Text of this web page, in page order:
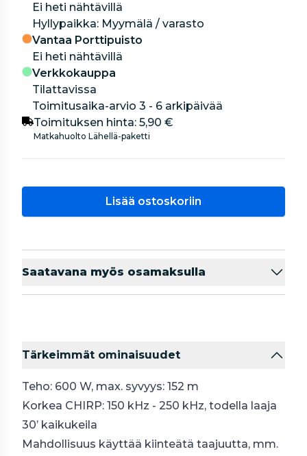
Ei heti nähtävillä
hyllypaikka: Myymälä / varasto
Vantaa Porttipuisto
Ei heti nähtävillä
Verkkokauppa
Tilattavissa
Toimitusaika-arvio 3 - 6 arkipäivää
Toimituksen hinta: 5,90 €
Matkahuolto Lähellä-paketti
Lisää ostoskoriin
Saatavana myös osamaksulla
Tärkeimmät ominaisuudet
Teho: 600 W, max. syvyys: 152 m
Korkea CHIRP: 150 kHz - 250 kHz, todella laaja
30’ kaikukeila
Mahdollisuus käyttää kiinteätä taajuutta, mm.